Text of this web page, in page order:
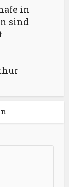
in
sind